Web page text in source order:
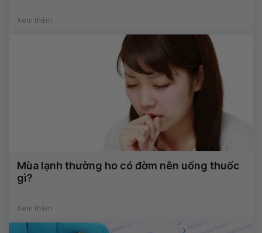
Xem thêm
Mùa lạnh thường ho có đờm nên uống thuốc
gì?
Xem thêm